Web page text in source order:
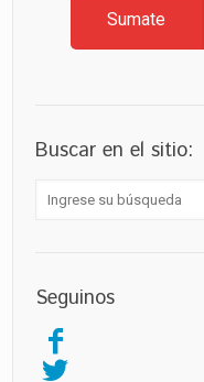
Sumate
Buscar en el sitio:
Seguinos